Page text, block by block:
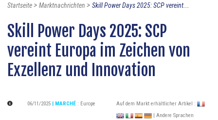
Startseite> Marktnachrichten > Skill Power Days 2025: SCP vereint...
Skill Power Days 2025: SCP
vereint Europa im Zeichen von
Exzellenz und Innovation
06/11/2025 | MARCHÉ : Europe
Auf dem Markt erhältlicher Artikel :
| Andere Sprachen